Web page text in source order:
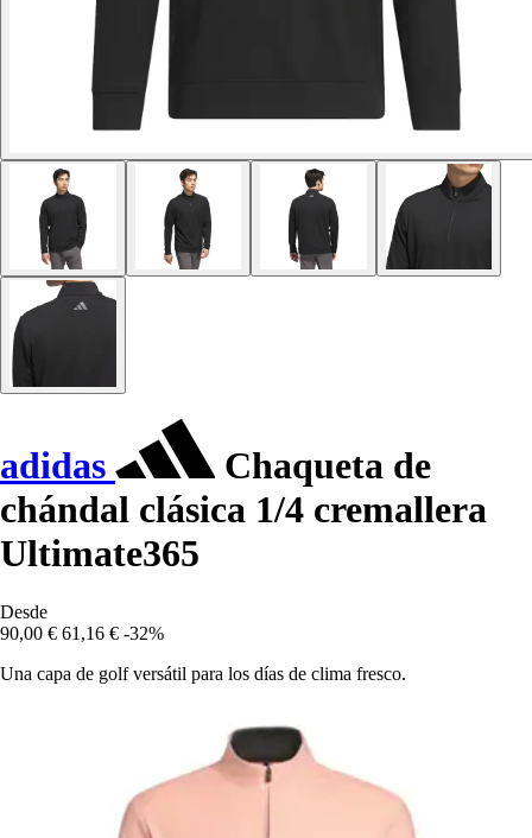
adidas
Chaqueta de
chándal clásica 1/4 cremallera
Ultimate365
Desde
90,00 € 61,16 € -32%
Una capa de golf versátil para los días de clima fresco.